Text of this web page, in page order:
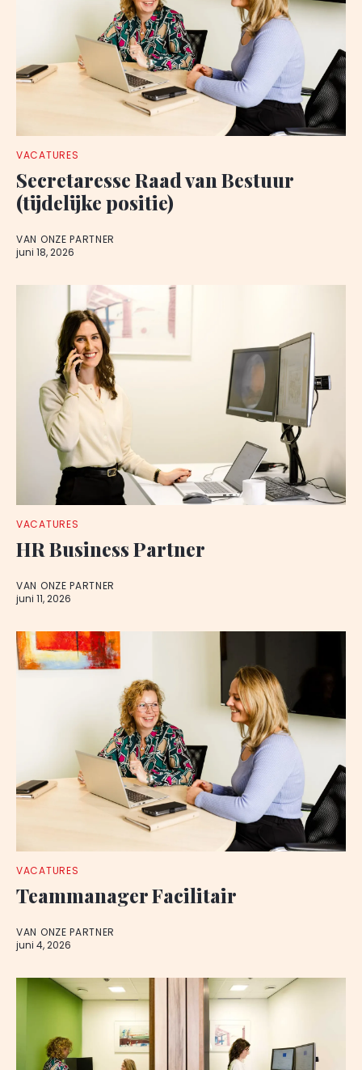
VACATURES
Secretaresse Raad van Bestuur
(tijdelijke positie)
VAN ONZE PARTNER
juni 18, 2026
VACATURES
HR Business Partner
VAN ONZE PARTNER
juni 11, 2026
VACATURES
Teammanager Facilitair
VAN ONZE PARTNER
juni 4, 2026